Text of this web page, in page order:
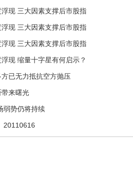
现 三大因素支撑后市股指
现 三大因素支撑后市股指
现 三大因素支撑后市股指
现 缩量十字星有何启示？
已无力抵抗空方抛压
来曙光
弱势仍将持续
20110616